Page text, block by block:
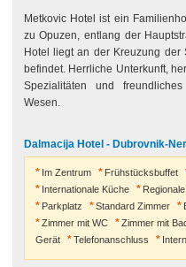
Metkovic Hotel ist ein
zu Opuzen, entlang der
Hotel liegt an der Kreuzung
befindet. Herrliche Unterkunft,
Spezialitäten und
Wesen.
Dalmacija Hotel - Dubrovnik-
Im Zentrum Frühstücksbuffet
Internationale Küche
Parkplatz
Standard Zimmer
Zimmer mit WC
Zimmer mit
Gerät
Telefonanschluss